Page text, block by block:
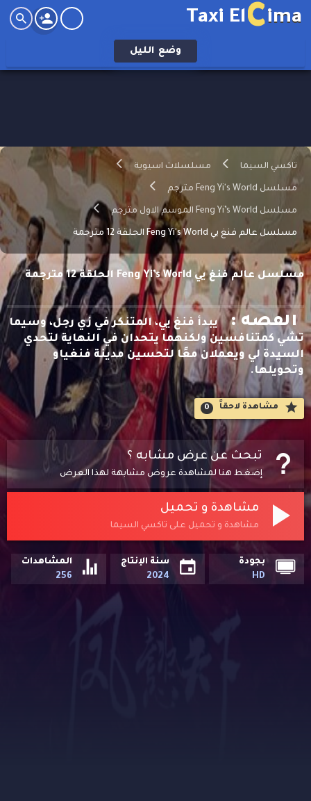
Taxi ElCima
وضع الليل
تاكسي السيما مسلسلات اسيوية
مسلسل Feng Yi's World مترجم
مسلسل Feng Yi’s World الموسم الاول مترجم
مسلسل عالم فنغ يي Feng Yi's World الحلقة 12 مترجمة
مسلسل عالم فنغ يي Feng Yi’s World الحلقة 12 مترجمة
القصه : يبدأ فنغ يي، المتنكر في زي رجل، وسيما
تشي كمتنافسين ولكنهما يتحدان في النهاية لتحدي
السيدة لي ويعملان معًا لتحسين مدينة فنغياو
وتحويلها.
مشاهدة لاحقاََ 0
تبحث عن عرض مشابه ؟
إضغط هنا لمشاهدة عروض مشابهة لهذا العرض
مشاهدة و تحميل
مشاهدة و تحميل على تاكسي السيما
بجودة
HD
سنة الإنتاج
2024
المشاهدات
256